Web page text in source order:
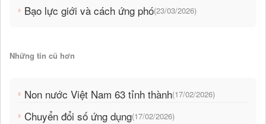
Bạo lực giới và cách ứng phó(23/03/2026)
Những tin cũ hơn
Non nước Việt Nam 63 tỉnh thành(17/02/2026)
Chuyển đổi số ứng dụng(17/02/2026)